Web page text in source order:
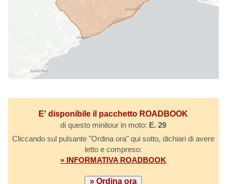
E' disponibile il pacchetto ROADBOOK
di questo minitour in moto: E. 29
Cliccando sul pulsante "Ordina ora" qui sotto, dichiari di avere
letto e compreso:
» INFORMATIVA ROADBOOK